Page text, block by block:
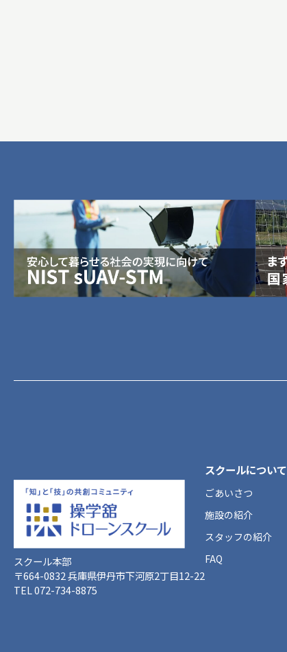
スクール本部
〒664-0832 兵庫県伊丹市下河原2丁目12-22
TEL 072-734-8875
スクールについて
ごあいさつ
施設の紹介
スタッフの紹介
FAQ